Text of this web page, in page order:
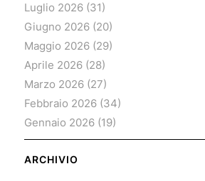
Luglio 2026(31)
Giugno 2026(20)
Maggio 2026(29)
Aprile 2026(28)
Marzo 2026(27)
Febbraio 2026(34)
Gennaio 2026(19)
ARCHIVIO